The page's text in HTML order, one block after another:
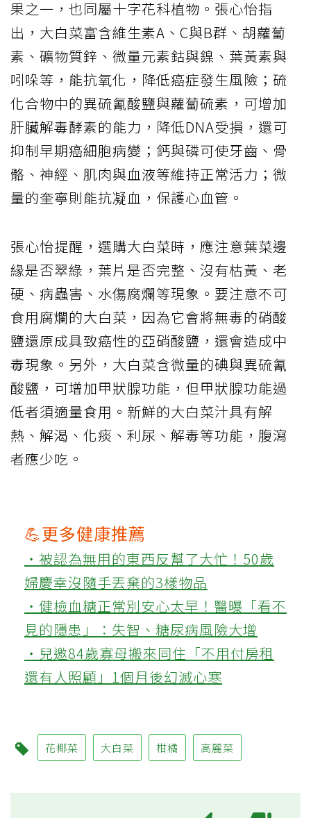
果之一，也同屬十字花科植物。張心怡指
出，大白菜富含維生素A、C與B群、胡蘿蔔
素、礦物質鋅、微量元素鈷與鎳、葉黃素與
吲哚等，能抗氧化，降低癌症發生風險；硫
化合物中的異硫氰酸鹽與蘿蔔硫素，可增加
肝臟解毒酵素的能力，降低DNA受損，還可
抑制早期癌細胞病變；鈣與磷可使牙齒、骨
骼、神經、肌肉與血液等維持正常活力；微
量的奎寧則能抗凝血，保護心血管。
張心怡提醒，選購大白菜時，應注意葉菜邊
緣是否翠綠，葉片是否完整、沒有枯黃、老
硬、病蟲害、水傷腐爛等現象。要注意不可
食用腐爛的大白菜，因為它會將無毒的硝酸
鹽還原成具致癌性的亞硝酸鹽，還會造成中
毒現象。另外，大白菜含微量的碘與異硫氰
酸鹽，可增加甲狀腺功能，但甲狀腺功能過
低者須適量食用。新鮮的大白菜汁具有解
熱、解渴、化痰、利尿、解毒等功能，腹瀉
者應少吃。
💪更多健康推薦
‧被認為無用的東西反幫了大忙！50歲
婦慶幸沒隨手丟棄的3樣物品
‧健檢血糖正常別安心太早！醫曝「看不
見的隱患」：失智、糖尿病風險大增
‧兒邀84歲寡母搬來同住「不用付房租
還有人照顧」1個月後幻滅心寒
花椰菜 大白菜 柑橘 高麗菜